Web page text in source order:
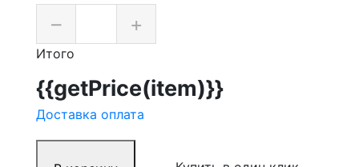
– +
Итого
{{getPrice(item)}}
Доставка оплата